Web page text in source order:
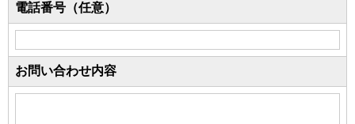
電話番号（任意）
お問い合わせ内容